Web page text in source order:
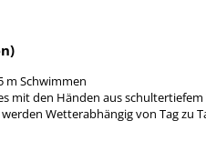
m Schwimmen
mit den Händen aus schultertiefem
Wetterabhängig von Tag zu